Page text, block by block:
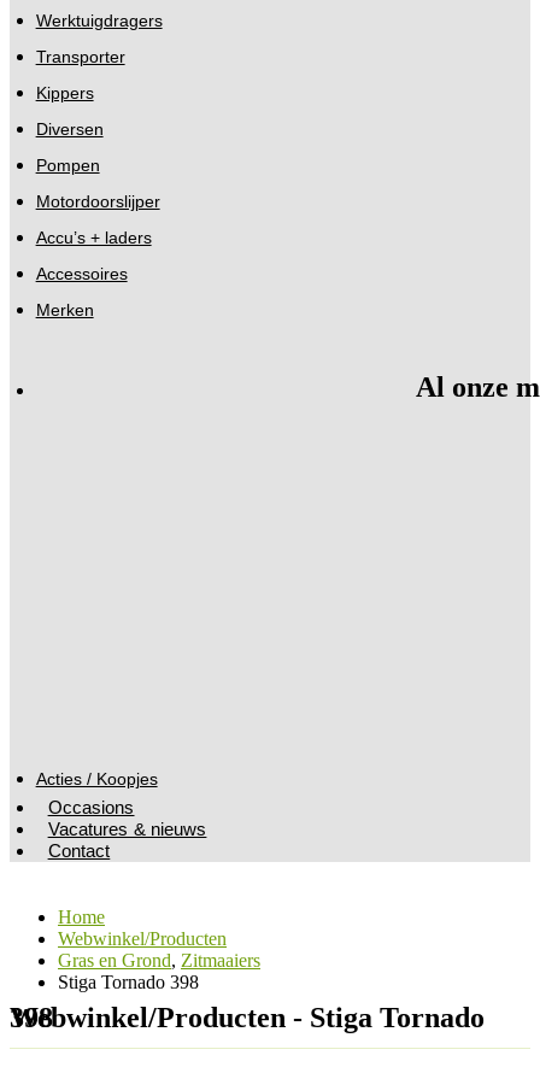
Werktuigdragers
Transporter
Kippers
Diversen
Pompen
Motordoorslijper
Accu’s + laders
Accessoires
Merken
Al onze
Acties / Koopjes
Occasions
Vacatures & nieuws
Contact
Home
Webwinkel/Producten
Gras en Grond, Zitmaaiers
Stiga Tornado 398
Webwinkel/Producten - Stiga Tornado 398